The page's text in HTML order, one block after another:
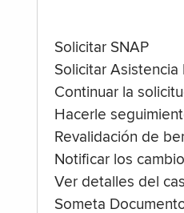
Solicitar SNAP
Solicitar Asistencia
Continuar la
Hacerle
Revalidación de
Notificar los
Ver detalles del
Someta